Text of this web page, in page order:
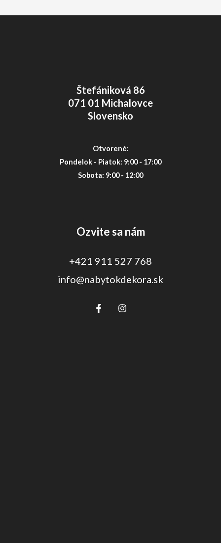
Štefániková 86
071 01 Michalovce
Slovensko
Otvorené:
Pondelok - Piatok: 9:00 - 17:00
Sobota: 9:00 - 12:00
Ozvite sa nám
+421 911 527 768
info@nabytokdekora.sk